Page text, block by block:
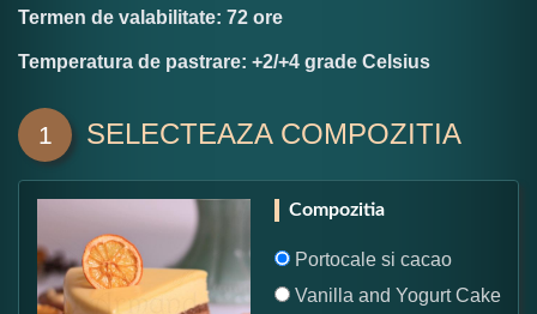
Termen de valabilitate: 72 ore
Temperatura de pastrare: +2/+4 grade Celsius
1 SELECTEAZA COMPOZITIA
Compozitia
Portocale si cacao
Vanilla and Yogurt Cake